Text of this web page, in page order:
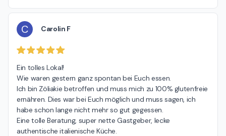
C Carolin F
Ein tolles Lokal!
Wie waren gestern ganz spontan bei Euch essen.
Ich bin Zöliakie betroffen und muss mich zu 100% glutenfreie
ernähren. Dies war bei Euch möglich und muss sagen, ich
habe schon lange nicht mehr so gut gegessen.
Eine tolle Beratung, super nette Gastgeber, lecke
authentische italienische Küche.